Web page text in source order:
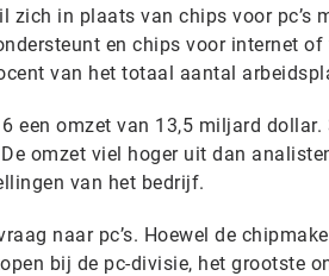
zich in plaats van chips voor pc’s
en chips voor internet of
van het totaal aantal
een omzet van 13,5 miljard dollar.
omzet viel hoger uit dan
van het bedrijf.
naar pc’s. Hoewel de
bij de pc-divisie, het grootste